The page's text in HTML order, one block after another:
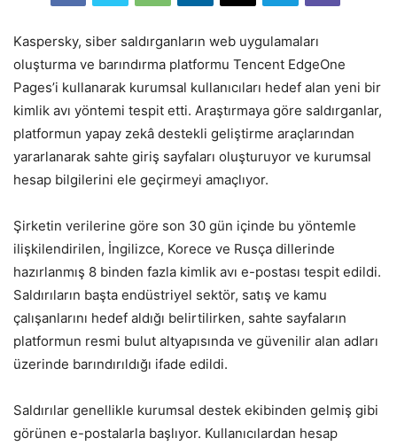
Kaspersky, siber saldırganların web uygulamaları
oluşturma ve barındırma platformu Tencent EdgeOne
Pages’i kullanarak kurumsal kullanıcıları hedef alan yeni bir
kimlik avı yöntemi tespit etti. Araştırmaya göre saldırganlar,
platformun yapay zekâ destekli geliştirme araçlarından
yararlanarak sahte giriş sayfaları oluşturuyor ve kurumsal
hesap bilgilerini ele geçirmeyi amaçlıyor.
Şirketin verilerine göre son 30 gün içinde bu yöntemle
ilişkilendirilen, İngilizce, Korece ve Rusça dillerinde
hazırlanmış 8 binden fazla kimlik avı e-postası tespit edildi.
Saldırıların başta endüstriyel sektör, satış ve kamu
çalışanlarını hedef aldığı belirtilirken, sahte sayfaların
platformun resmi bulut altyapısında ve güvenilir alan adları
üzerinde barındırıldığı ifade edildi.
Saldırılar genellikle kurumsal destek ekibinden gelmiş gibi
görünen e-postalarla başlıyor. Kullanıcılardan hesap